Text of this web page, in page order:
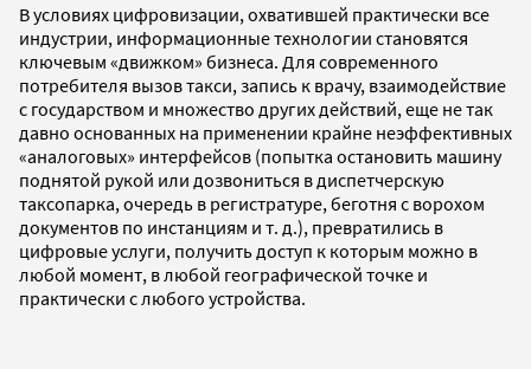
В условиях цифровизации, охватившей практически все
индустрии, информационные технологии становятся
ключевым «движком» бизнеса. Для современного
потребителя вызов такси, запись к врачу, взаимодействие
с государством и множество других действий, еще не так
давно основанных на применении крайне неэффективных
«аналоговых» интерфейсов (попытка остановить машину
поднятой рукой или дозвониться в диспетчерскую
таксопарка, очередь в регистратуре, беготня с ворохом
документов по инстанциям и т. д.), превратились в
цифровые услуги, получить доступ к которым можно в
любой момент, в любой географической точке и
практически с любого устройства.